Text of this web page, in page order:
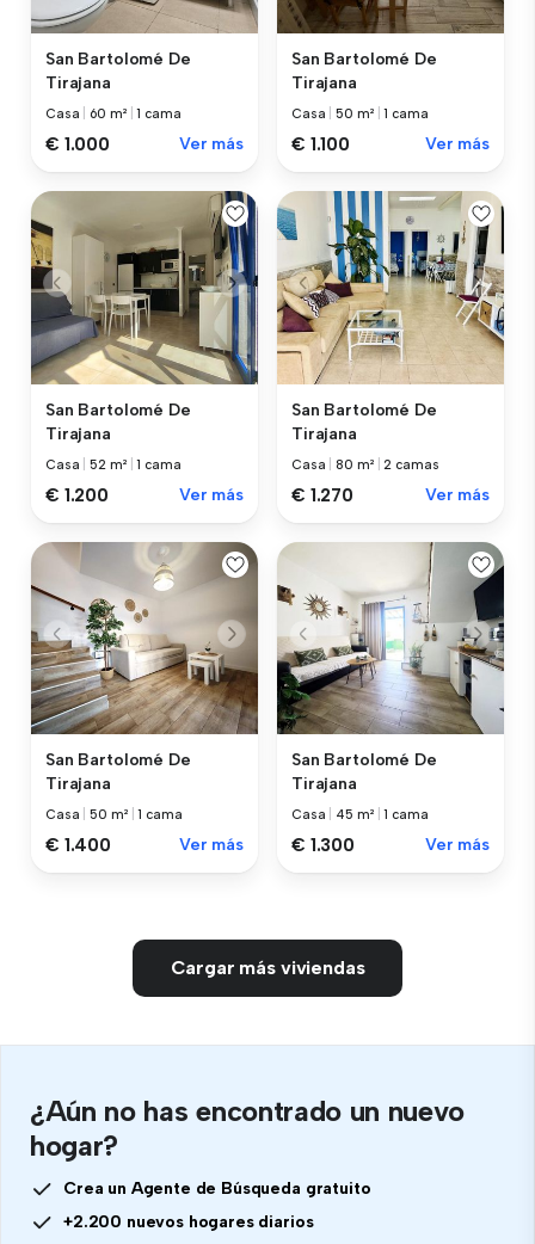
San Bartolomé De
Tirajana
Casa 60 m² |1 cama
€ 1.000 Ver más
San Bartolomé De
Tirajana
Casa |50 m² |1 cama
€ 1.100 Ver más
San Bartolomé De
Tirajana
Casa |52 m² |1 cama
€ 1.200 Ver más
San Bartolomé De
Tirajana
Casa |80 m² |2 camas
€ 1.270 Ver más
San Bartolomé De
Tirajana
Casa |50 m² |1 cama
€ 1.400 Ver más
San Bartolomé De
Tirajana
Casa 45 m² |1 cama
€ 1.300 Ver más
Cargar más viviendas
¿Aún no has encontrado un nuevo
hogar?
Crea un Agente de Búsqueda gratuito
+2.200 nuevos hogares diarios